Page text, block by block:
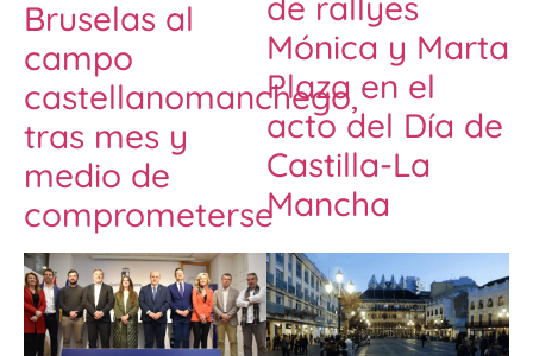
Bruselas al
campo
castellanomanchego,
tras mes y
medio de
comprometerse
Mónica y Marta
Plaza en el
acto del Día de
Castilla-La
Mancha